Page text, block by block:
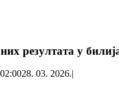
резултата у
28. 03. 2026.|